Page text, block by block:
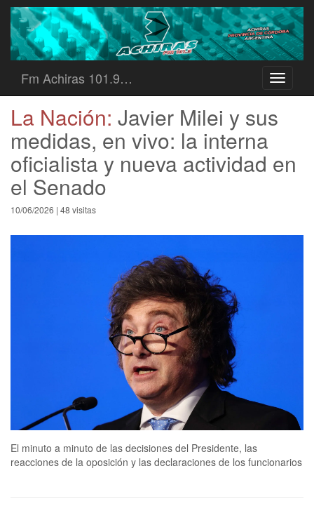
Toggle
Fm Achiras 101.9…
La Nación: Javier Milei y sus
medidas, en vivo: la interna
oficialista y nueva actividad en
el Senado
10/06/2026 | 48 visitas
El minuto a minuto de las decisiones del Presidente, las
reacciones de la oposición y las declaraciones de los funcionarios